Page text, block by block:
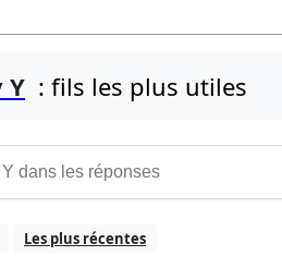
Y : fils les plus utiles
Les plus récentes